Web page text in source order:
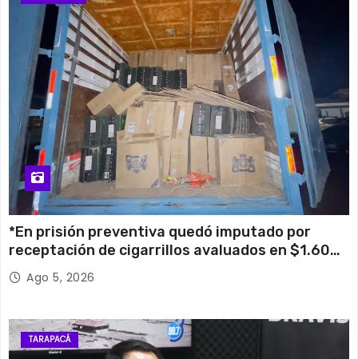
*En prisión preventiva quedó imputado por
receptación de cigarrillos avaluados en $1.600
millones*
Ago 5, 2026
TARAPACÁ